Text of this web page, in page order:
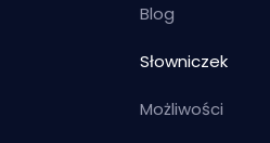
Blog
Słowniczek
Możliwości